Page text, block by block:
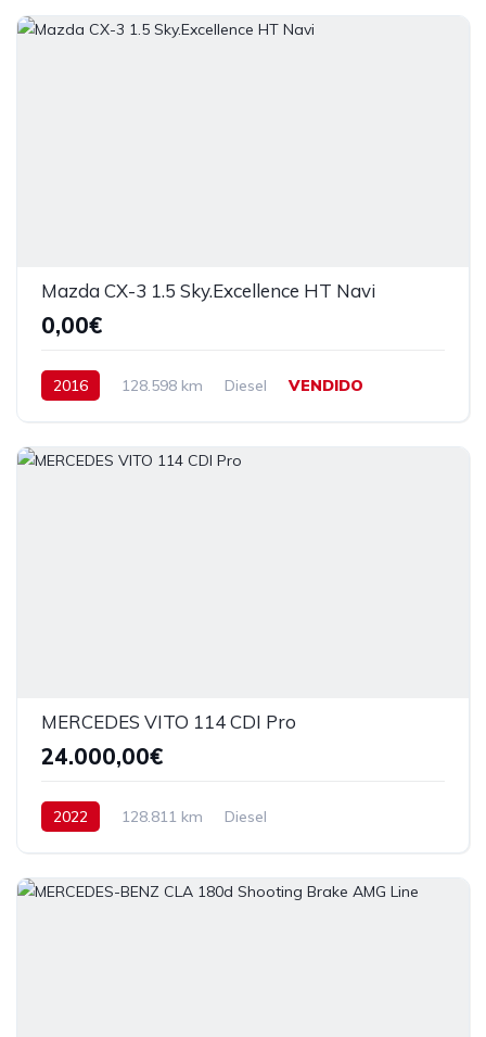
Mazda CX-3 1.5 Sky.Excellence HT Navi
0,00€
2016 128.598 km Diesel VENDIDO
MERCEDES VITO 114 CDI Pro
24.000,00€
2022 128.811 km Diesel